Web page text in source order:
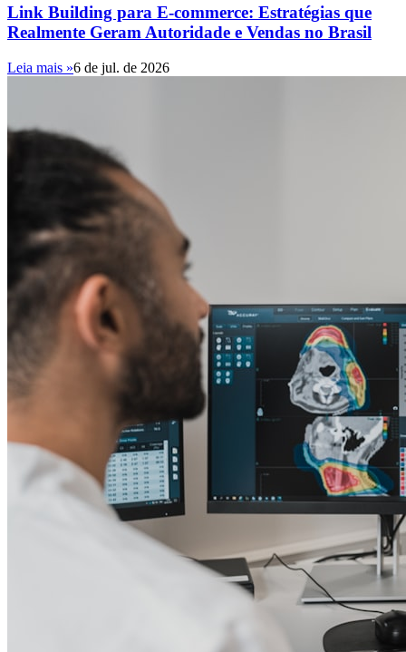
Link Building para E-commerce: Estratégias que
Realmente Geram Autoridade e Vendas no Brasil
Leia mais »6 de jul. de 2026